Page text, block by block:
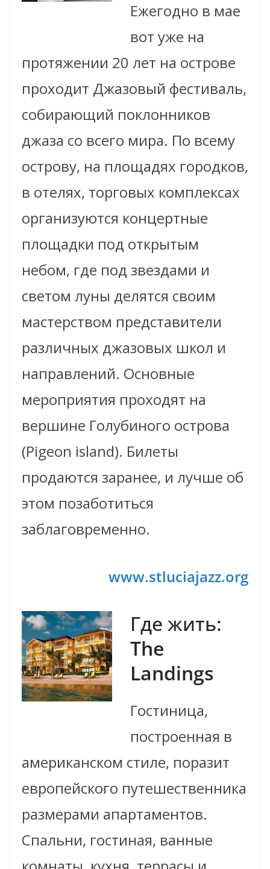
Ежегодно в мае
вот уже на
протяжении 20 лет на острове
проходит Джазовый фестиваль,
собирающий поклонников
джаза со всего мира. По всему
острову, на площадях городков,
в отелях, торговых комплексах
организуются концертные
площадки под открытым
небом, где под звездами и
светом луны делятся своим
мастерством представители
различных джазовых школ и
направлений. Основные
мероприятия проходят на
вершине Голубиного острова
(Pigeon island). Билеты
продаются заранее, и лучше об
этом позаботиться
заблаговременно.
www.stluciajazz.org
Где жить:
The
Landings
Гостиница,
построенная в
американском стиле, поразит
европейского путешественника
размерами апартаментов.
Спальни, гостиная, ванные